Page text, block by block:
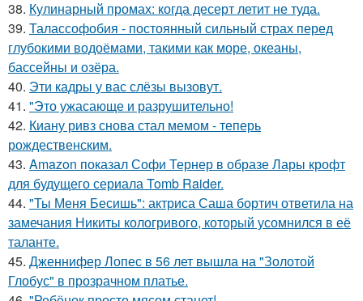
38. Кулинарный промах: когда десерт летит не туда.
39. Талассофобия - постоянный сильный страх перед
глубокими водоёмами, такими как море, океаны,
бассейны и озёра.
40. Эти кадры у вас слёзы вызовут.
41. "Это ужасающе и разрушительно!
42. Киану ривз снова стал мемом - теперь
рождественским.
43. Amazon показал Софи Тернер в образе Лары крофт
для будущего сериала Tomb Raider.
44. "Ты Меня Бесишь": актриса Саша бортич ответила на
замечания Никиты кологривого, который усомнился в её
таланте.
45. Дженнифер Лопес в 56 лет вышла на "Золотой
Глобус" в прозрачном платье.